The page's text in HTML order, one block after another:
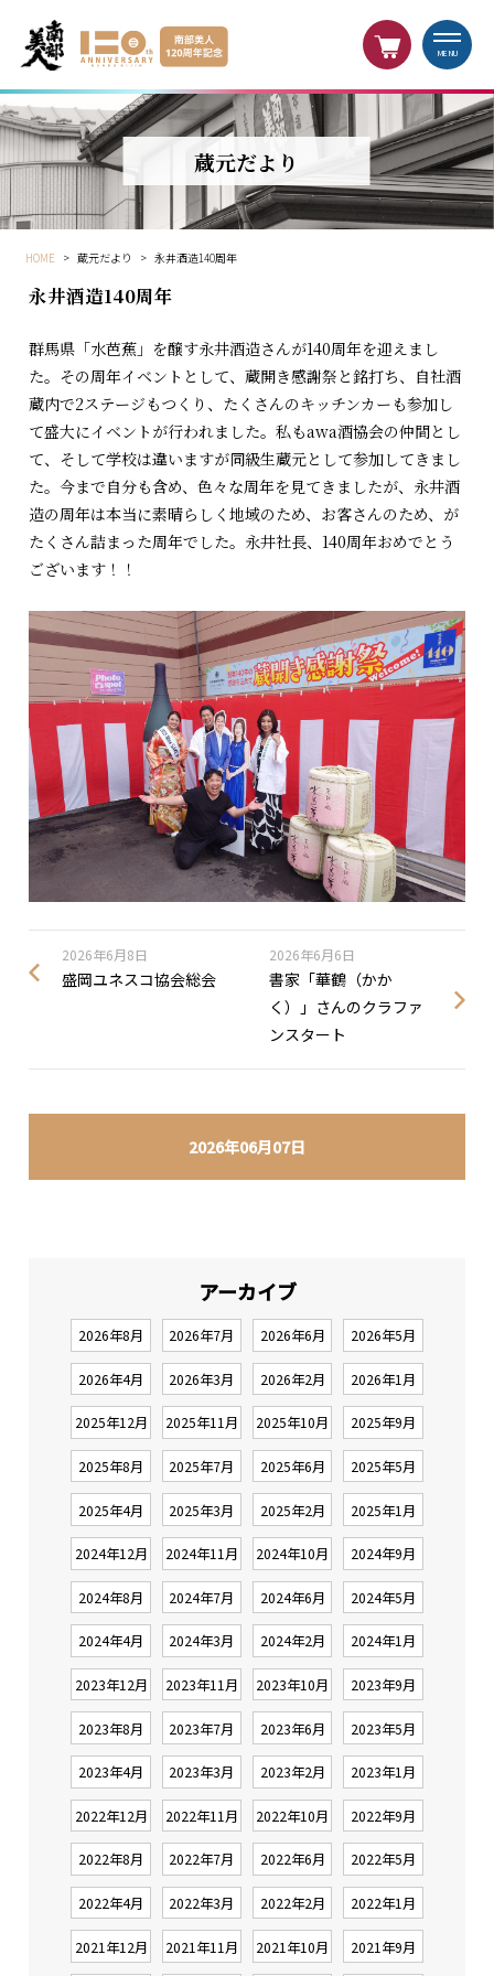
MENU
蔵元だより
HOME > 蔵元だより > 永井酒造140周年
2026年06月07日
永井酒造140周年
群馬県「水芭蕉」を醸す永井酒造さんが140周年を迎えまし
た。その周年イベントとして、蔵開き感謝祭と銘打ち、自社酒
蔵内で2ステージもつくり、たくさんのキッチンカーも参加し
て盛大にイベントが行われました。私もawa酒協会の仲間とし
て、そして学校は違いますが同級生蔵元として参加してきまし
た。今まで自分も含め、色々な周年を見てきましたが、永井酒
造の周年は本当に素晴らしく地域のため、お客さんのため、が
たくさん詰まった周年でした。永井社長、140周年おめでとう
ございます！！
2026年6月8日
盛岡ユネスコ協会総会
2026年6月6日
書家「華鶴（かか
く）」さんのクラファ
ンスタート
アーカイブ
2026年8月 2026年7月 2026年6月 2026年5月
2026年4月 2026年3月 2026年2月 2026年1月
2025年12月 2025年11月 2025年10月 2025年9月
2025年8月 2025年7月 2025年6月 2025年5月
2025年4月 2025年3月 2025年2月 2025年1月
2024年12月 2024年11月 2024年10月 2024年9月
2024年8月 2024年7月 2024年6月 2024年5月
2024年4月 2024年3月 2024年2月 2024年1月
2023年12月 2023年11月 2023年10月 2023年9月
2023年8月 2023年7月 2023年6月 2023年5月
2023年4月 2023年3月 2023年2月 2023年1月
2022年12月 2022年11月 2022年10月 2022年9月
2022年8月 2022年7月 2022年6月 2022年5月
2022年4月 2022年3月 2022年2月 2022年1月
2021年12月 2021年11月 2021年10月 2021年9月